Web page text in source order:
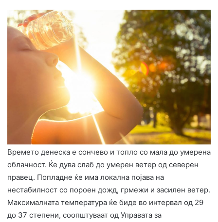
Времето денеска е сончево и топло со мала до умерена
облачност. Ќе дува слаб до умерен ветер од северен
правец. Попладне ќе има локална појава на
нестабилност со пороен дожд, грмежи и засилен ветер.
Максималната температура ќе биде во интервал од 29
до 37 степени, соопштуваат од Управата за